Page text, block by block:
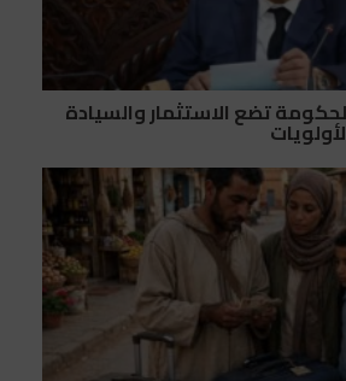
مالية 2027.. الحكومة تضع الاستثمار والسيادة